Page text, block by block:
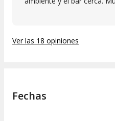
Ver las 18 opiniones
Fechas